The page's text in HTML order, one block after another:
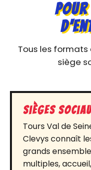
Pour
Tous les formats
siège
Sièges
Tours Val de
Clevys connaît
grands
multiples,